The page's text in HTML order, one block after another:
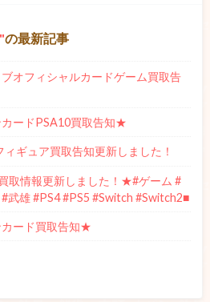
の最新記事
オフィシャルカードゲーム買取告
ードPSA10買取告知★
ギュア買取告知更新しました！
取情報更新しました！★#ゲーム #
武雄 #PS4 #PS5 #Switch #Switch2■
ード買取告知★